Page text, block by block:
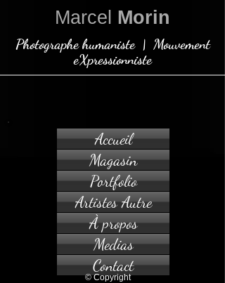
Marcel Morin
Photographe humaniste | Mouvement
eXpressionniste
Accueil
Magasin
Portfolio
Artistes Autre
À propos
Medias
Contact
© Copyright